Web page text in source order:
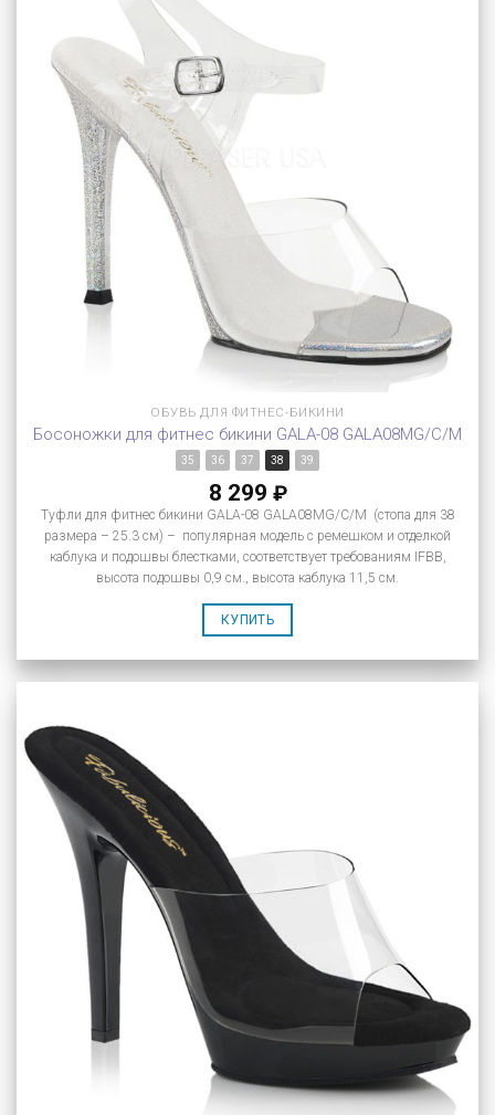
ОБУВЬ ДЛЯ ФИТНЕС-БИКИНИ
Босоножки для фитнес бикини GALA-08 GALA08MG/C/M
35 36 37 38 39
8 299 ₽
Туфли для фитнес бикини GALA-08 GALA08MG/C/M (стопа для 38
размера – 25.3 см) – популярная модель с ремешком и отделкой
каблука и подошвы блестками, соответствует требованиям IFBB,
высота подошвы 0,9 см., высота каблука 11,5 см.
КУПИТЬ